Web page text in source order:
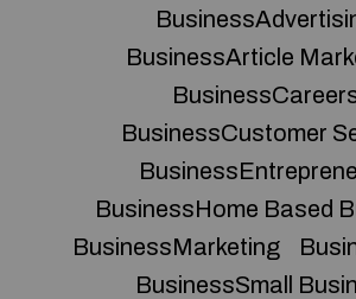
BusinessArticle
BusinessCustomer
BusinessHome Based
BusinessMarketing
BusinessSmall